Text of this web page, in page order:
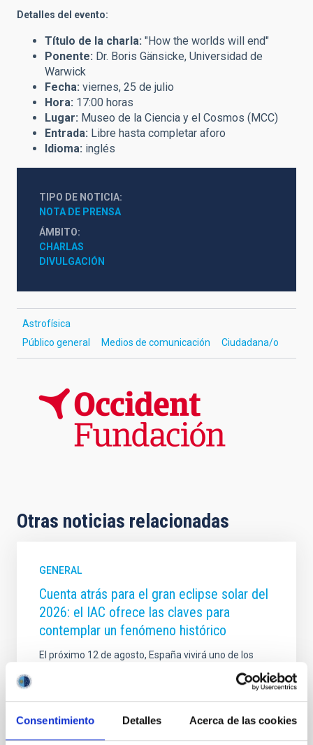
Consentimiento Detalles Acerca de las cookies
Detalles del evento:
Título de la charla: "How the worlds will end"
Ponente: Dr. Boris Gänsicke, Universidad de
Warwick
Fecha: viernes, 25 de julio
Hora: 17:00 horas
Lugar: Museo de la Ciencia y el Cosmos (MCC)
Entrada: Libre hasta completar aforo
Idioma: inglés
TIPO DE NOTICIA
NOTA DE PRENSA
ÁMBITO
CHARLAS
DIVULGACIÓN
Astrofísica
Público general
Medios de comunicación Ciudadana/o
Otras noticias relacionadas
GENERAL
Cuenta atrás para el gran eclipse solar del
2026: el IAC ofrece las claves para
contemplar un fenómeno histórico
El próximo 12 de agosto, España vivirá uno de los
acontecimientos astronómicos más extraordinarios
de las últimas décadas. En Canarias, el eclipse
permitirá observar aproximadamente del 70 al 75 %
en las Islas Canarias, ofreciendo una oportunidad
excepcional para disfrutar de este fenómeno desde